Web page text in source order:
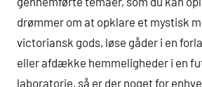
drømmer om at opklare et mystisk
victoriansk gods, løse gåder i en
eller afdække hemmeligheder i en
laboratorie, så er der noget for